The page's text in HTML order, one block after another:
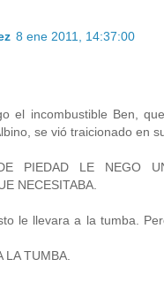
8 ene 2011, 14:37:00
el incombustible Ben,
se vió traicionado en
PIEDAD LE NEGO
NECESITABA.
le llevara a la tumba.
LA TUMBA.